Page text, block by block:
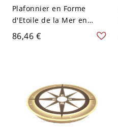
Plafonnier en Forme
d'Etoile de la Mer en
Acrylique Lampe
Encastrée LED Style
86,46 €